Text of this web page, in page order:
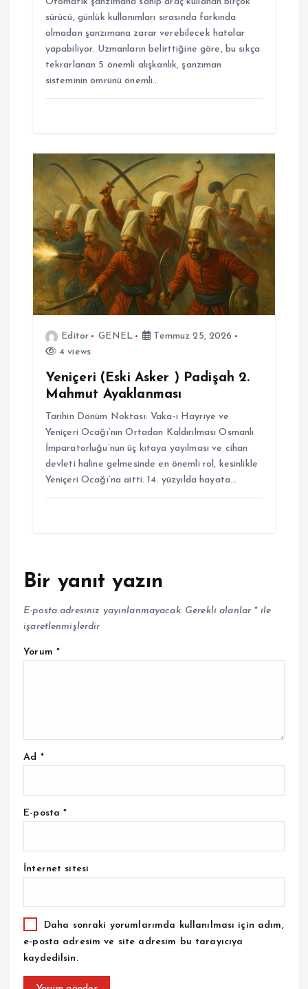
sürücü, günlük kullanımları sırasında farkında
olmadan şanzımana zarar verebilecek hatalar
yapabiliyor. Uzmanların belirttiğine göre, bu sıkça
tekrarlanan 5 önemli alışkanlık, şanzıman
sisteminin ömrünü önemli…
Editor GENEL
Temmuz 25, 2026
4 views
Yeniçeri (Eski Asker ) Padişah 2.
Mahmut Ayaklanması
Tarihin Dönüm Noktası: Vaka-i Hayriye ve
Yeniçeri Ocağı’nın Ortadan Kaldırılması Osmanlı
İmparatorluğu’nun üç kıtaya yayılması ve cihan
devleti haline gelmesinde en önemli rol, kesinlikle
Yeniçeri Ocağı’na aitti. 14. yüzyılda hayata…
Bir yanıt yazın
E-posta adresiniz yayınlanmayacak. Gerekli alanlar *ile
işaretlenmişlerdir
Yorum *
Ad *
E-posta*
İnternet sitesi
Daha sonraki yorumlarımda kullanılması için adım,
e-posta adresim ve site adresim bu tarayıcıya
kaydedilsin.